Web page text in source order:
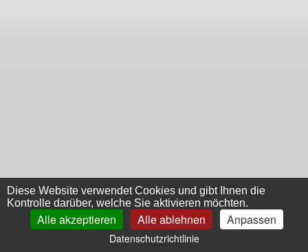
Diese Website verwendet Cookies und gibt Ihnen die
Kontrolle darüber, welche Sie aktivieren möchten.
Alle akzeptieren Alle ablehnen Anpassen
Datenschutzrichtlinie